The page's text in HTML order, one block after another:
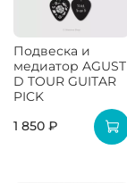
Подвеска и
медиатор AGUST
D TOUR GUITAR
PICK
1 850 ₽